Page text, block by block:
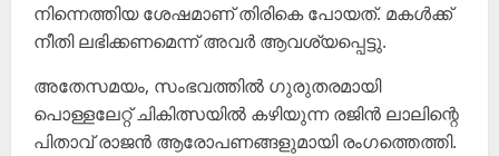
നിന്നെത്തിയ ശേഷമാണ് തിരികെ പോയത്. മകൾക്ക്
നീതി ലഭിക്കണമെന്ന് അവർ ആവശ്യപ്പെട്ടു.
അതേസമയം, സംഭവത്തിൽ ഗുരുതരമായി
പൊള്ളലേറ്റ് ചികിത്സയിൽ കഴിയുന്ന രജിൻ ലാലിന്റെ
പിതാവ് രാജൻ ആരോപണങ്ങളുമായി രംഗത്തെത്തി.